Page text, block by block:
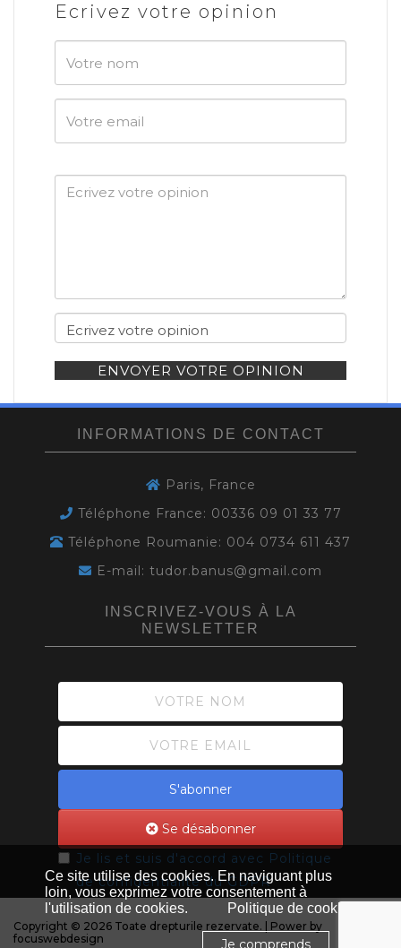
Ecrivez votre opinion
Votre
nom
Votre
email
ENVOYER VOTRE OPINION
INFORMATIONS DE CONTACT
Paris, France
Téléphone France: 00336 09 01 33 77
Téléphone Roumanie: 004 0734 611 437
E-mail: tudor.banus@gmail.com
INSCRIVEZ-VOUS À LA
NEWSLETTER
S'abonner
Se désabonner
Je lis et suis d'accord avec Politique
de confidentialité du GDPR
Copyright © 2026 Toate drepturile rezervate. | Power by
focuswebdesign
Ce site utilise des cookies. En naviguant plus
loin, vous exprimez votre consentement à
l'utilisation de cookies.
Politique de cookies
Je comprends